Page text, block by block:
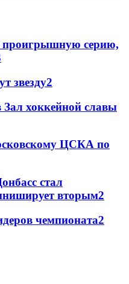
серию,
звезду2
Зал хоккейной славы
ЦСКА по
стал
вторым2
чемпионата2